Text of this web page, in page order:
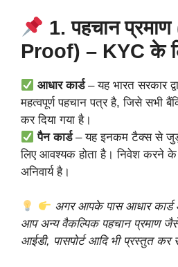
1. पहचान
Proof) – KYC के
आधार कार्ड– यह भारत सरकार
महत्वपूर्ण पहचान पत्र है, जिसे सभी
कर दिया गया है।
पैन कार्ड– यह इनकम टैक्स से
लिए आवश्यक होता है। निवेश करने के
अनिवार्य है।
अगर आपके पास आधार कार्ड
आप अन्य वैकल्पिक पहचान प्रमाण जैसे
आईडी, पासपोर्ट आदि भी प्रस्तुत